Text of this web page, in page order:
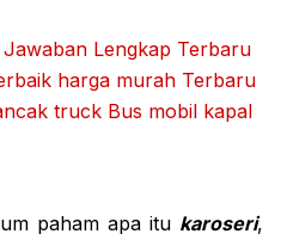
Lengkap Terbaru
harga murah Terbaru
truck Bus mobil kapal
paham apa itu karoseri,